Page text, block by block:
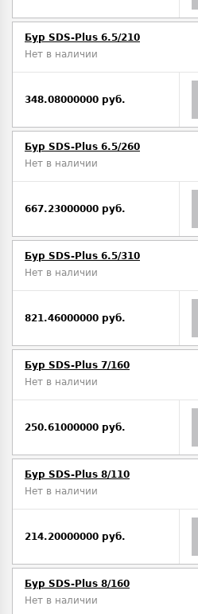
Бур SDS-Plus 6.5/210
Нет в наличии
348.08000000 руб.
Бур SDS-Plus 6.5/260
Нет в наличии
667.23000000 руб.
Бур SDS-Plus 6.5/310
Нет в наличии
821.46000000 руб.
Бур SDS-Plus 7/160
Нет в наличии
250.61000000 руб.
Бур SDS-Plus 8/110
Нет в наличии
214.20000000 руб.
Бур SDS-Plus 8/160
Нет в наличии